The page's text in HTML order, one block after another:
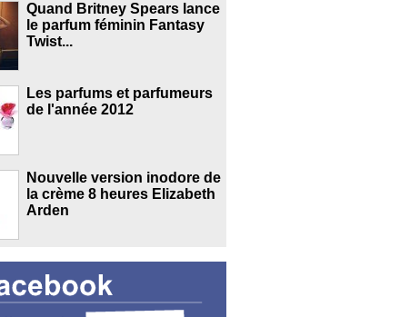
Quand Britney Spears lance
le parfum féminin Fantasy
Twist...
Les parfums et parfumeurs
de l'année 2012
Nouvelle version inodore de
la crème 8 heures Elizabeth
Arden